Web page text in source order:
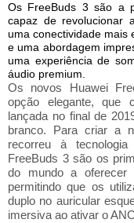
Os FreeBuds 3 são a
capaz de revolucionar
uma conectividade mais
e uma abordagem
uma experiência de
áudio premium.
Os novos Huawei
opção elegante, que
lançada no final de
branco. Para criar a
recorreu à
FreeBuds 3 são os
do mundo a oferecer
permitindo que os
duplo no auricular
imersiva ao ativar o